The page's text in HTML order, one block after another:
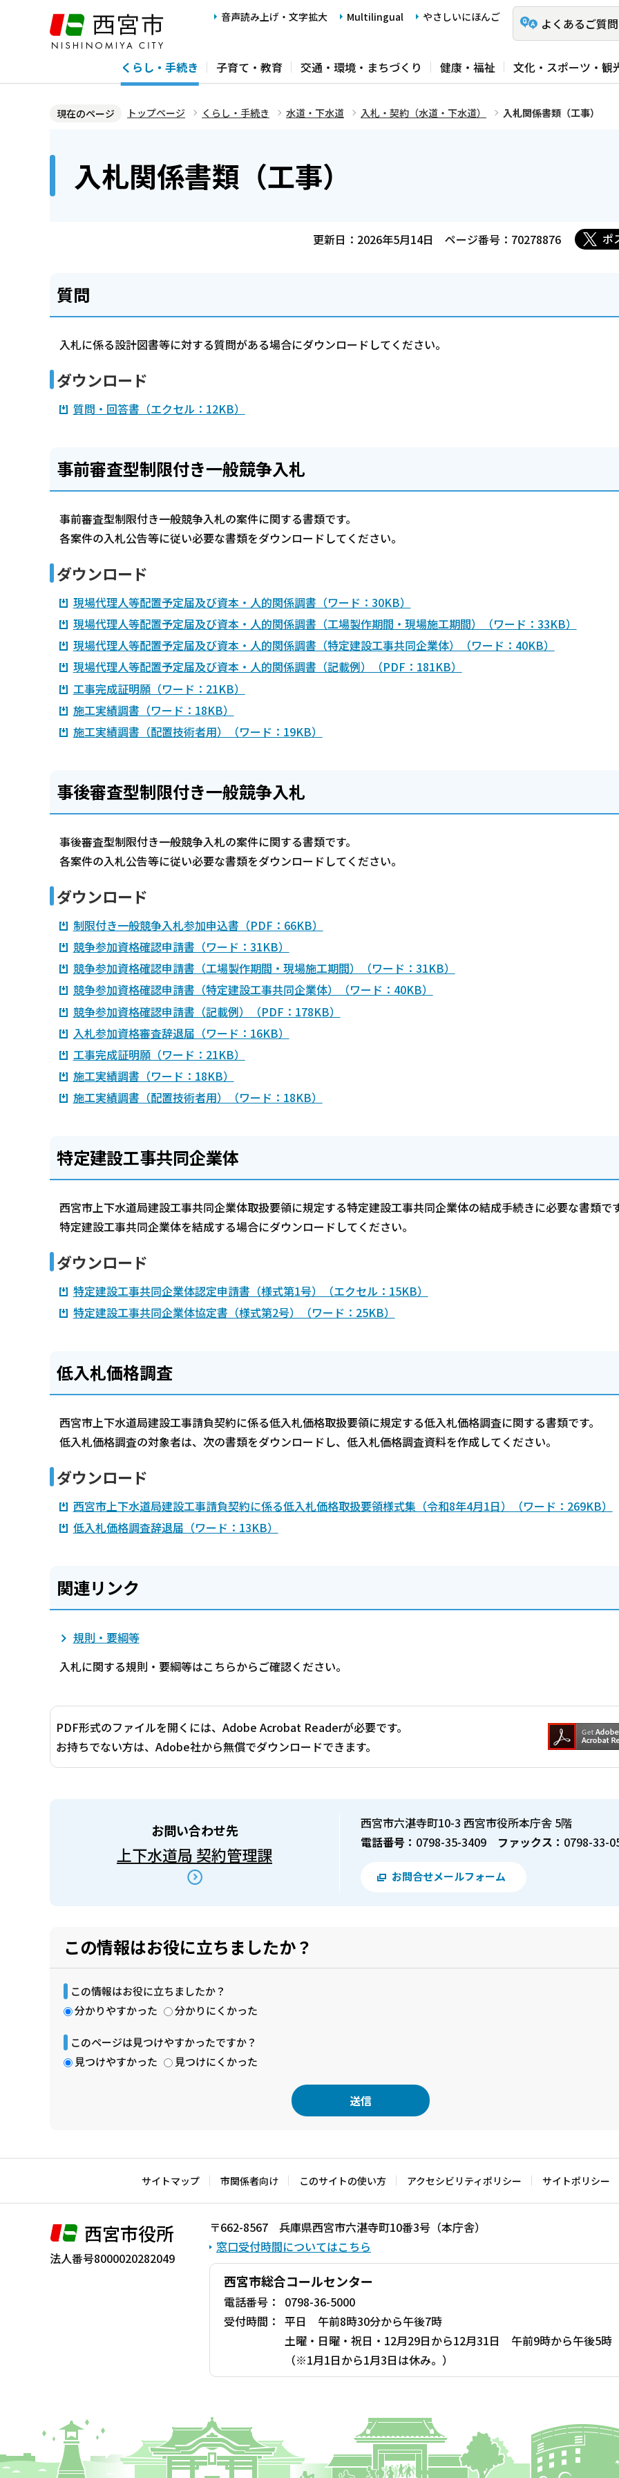
ジ
音声読み上げ・文字拡大 Multilingual やさしいにほんご よくあるご質問
くらし・手続き 子育て・教育 交通・環境・まちづくり 健康・福祉 文化・スポーツ・観
現在のページ トップページ くらし・手続き 水道・下水道 入札・契約（水道・下水道） 入札関係書類（工事）
入札関係書類（工事）
更新日：2026年5月14日 ページ番号：70278876 ポ
質問
入札に係る設計図書等に対する質問がある場合にダウンロードしてください。
ダウンロード
質問・回答書（エクセル：12KB）
事前審査型制限付き一般競争入札
事前審査型制限付き一般競争入札の案件に関する書類です。
各案件の入札公告等に従い必要な書類をダウンロードしてください。
ダウンロード
現場代理人等配置予定届及び資本・人的関係調書（ワード：30KB）
現場代理人等配置予定届及び資本・人的関係調書（工場製作期間・現場施工期間）（ワード：33KB）
現場代理人等配置予定届及び資本・人的関係調書（特定建設工事共同企業体）（ワード：40KB）
現場代理人等配置予定届及び資本・人的関係調書（記載例）（PDF：181KB）
工事完成証明願（ワード：21KB）
施工実績調書（ワード：18KB）
施工実績調書（配置技術者用）（ワード：19KB）
事後審査型制限付き一般競争入札
事後審査型制限付き一般競争入札の案件に関する書類です。
各案件の入札公告等に従い必要な書類をダウンロードしてください。
ダウンロード
制限付き一般競争入札参加申込書（PDF：66KB）
競争参加資格確認申請書（ワード：31KB）
競争参加資格確認申請書（工場製作期間・現場施工期間）（ワード：31KB）
競争参加資格確認申請書（特定建設工事共同企業体）（ワード：40KB）
競争参加資格確認申請書（記載例）（PDF：178KB）
入札参加資格審査辞退届（ワード：16KB）
工事完成証明願（ワード：21KB）
施工実績調書（ワード：18KB）
施工実績調書（配置技術者用）（ワード：18KB）
特定建設工事共同企業体
西宮市上下水道局建設工事共同企業体取扱要領に規定する特定建設工事共同企業体の結成手続きに必要な書類で
特定建設工事共同企業体を結成する場合にダウンロードしてください。
ダウンロード
特定建設工事共同企業体認定申請書（様式第1号）（エクセル：15KB）
特定建設工事共同企業体協定書（様式第2号）（ワード：25KB）
低入札価格調査
西宮市上下水道局建設工事請負契約に係る低入札価格取扱要領に規定する低入札価格調査に関する書類です。
低入札価格調査の対象者は、次の書類をダウンロードし、低入札価格調査資料を作成してください。
ダウンロード
西宮市上下水道局建設工事請負契約に係る低入札価格取扱要領様式集（令和8年4月1日）（ワード：269KB）
低入札価格調査辞退届（ワード：13KB）
関連リンク
規則・要綱等
入札に関する規則・要綱等はこちらからご確認ください。
PDF形式のファイルを開くには、Adobe Acrobat Readerが必要です。
お持ちでない方は、Adobe社から無償でダウンロードできます。
お問い合わせ先
上下水道局 契約管理課
西宮市六湛寺町10-3 西宮市役所本庁舎 5階
電話番号： 0798-35-3409 ファックス： 0798-33-
お問合せメールフォーム
この情報はお役に立ちましたか？
この情報はお役に立ちましたか？
分かりやすかった
分かりにくかった
このページは見つけやすかったですか？
見つけやすかった
見つけにくかった
文
で
サイトマップ 市関係者向け このサイトの使い方 アクセシビリティポリシー サイトポリシー
西宮市役所
法人番号8000020282049
〒662-8567 兵庫県西宮市六湛寺町10番3号（本庁舎）
窓口受付時間についてはこちら
西宮市総合コールセンター
電話番号：
0798-36-5000
受付時間： 平日 午前8時30分から午後7時
土曜・日曜・祝日・12月29日から12月31日 午前9時から午後5時
（※1月1日から1月3日は休み。）